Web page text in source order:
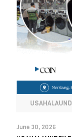
June 30, 2026